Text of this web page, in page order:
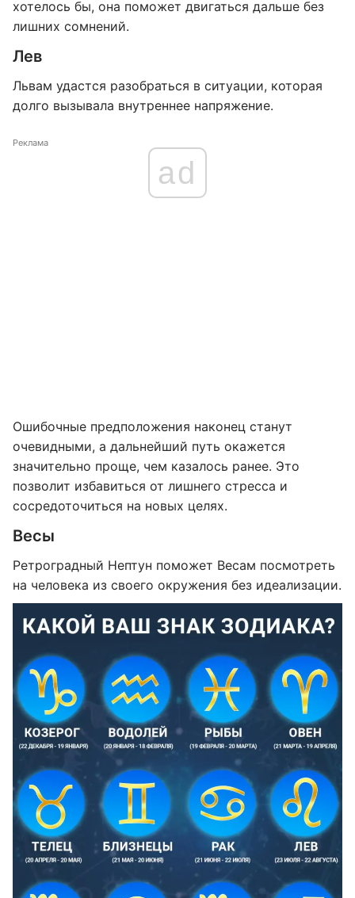
хотелось бы, она поможет двигаться дальше без
лишних сомнений.
Лев
Львам удастся разобраться в ситуации, которая
долго вызывала внутреннее напряжение.
Реклама
ad
Ошибочные предположения наконец станут
очевидными, а дальнейший путь окажется
значительно проще, чем казалось ранее. Это
позволит избавиться от лишнего стресса и
сосредоточиться на новых целях.
Весы
Ретроградный Нептун поможет Весам посмотреть
на человека из своего окружения без идеализации.